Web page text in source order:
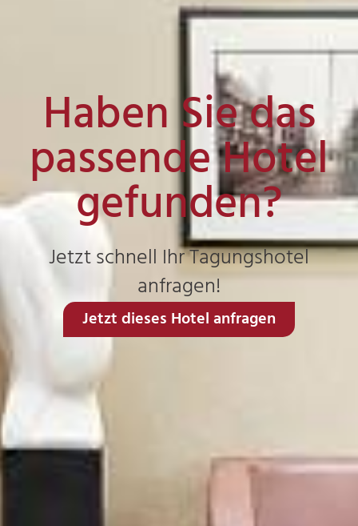
Haben Sie das
passende Hotel
gefunden?
Jetzt schnell Ihr Tagungshotel
anfragen!
Jetzt dieses Hotel anfragen